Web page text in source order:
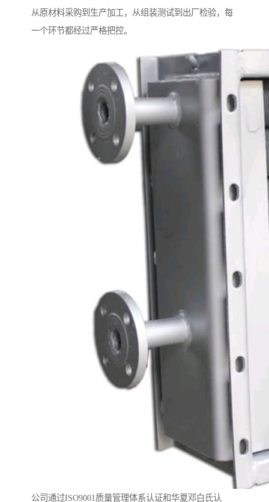
从原材料采购到生产加工，从组装测试到出厂检验，每
一个环节都经过严格把控。
公司通过ISO9001质量管理体系认证和华夏邓白氏认